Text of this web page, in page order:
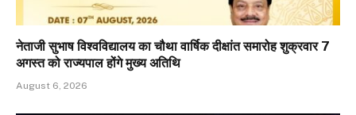
नेताजी सुभाष विश्वविद्यालय का चौथा वार्षिक दीक्षांत समारोह शुक्रवार 7
अगस्त को राज्यपाल होंगे मुख्य अतिथि
August 6, 2026